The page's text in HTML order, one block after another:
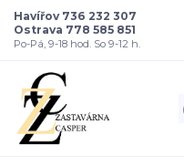
Havířov 736 232 307
Ostrava 778 585 851
Po-Pá, 9-18 hod. So 9-12 h.